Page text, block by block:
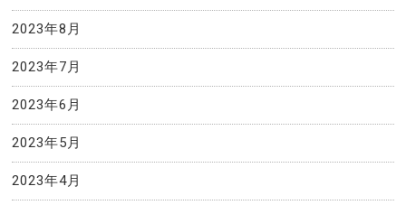
2023年8月
2023年7月
2023年6月
2023年5月
2023年4月